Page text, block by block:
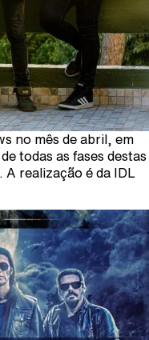
no mês de abril, em
todas as fases destas
realização é da IDL